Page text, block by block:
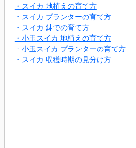
・スイカ 地植えの育て方
・スイカ プランターの育て方
・スイカ 鉢での育て方
・小玉スイカ 地植えの育て方
・小玉スイカ プランターの育て方
・スイカ 収穫時期の見分け方